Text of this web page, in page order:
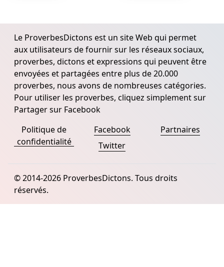
Le ProverbesDictons est un site Web qui permet
aux utilisateurs de fournir sur les réseaux sociaux,
proverbes, dictons et expressions qui peuvent être
envoyées et partagées entre plus de 20.000
proverbes, nous avons de nombreuses catégories.
Pour utiliser les proverbes, cliquez simplement sur
Partager sur Facebook
Politique de
confidentialité
Facebook
Twitter
Partnaires
© 2014-2026 ProverbesDictons. Tous droits
réservés.